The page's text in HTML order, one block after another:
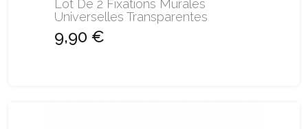
Lot De 2 Fixations Murales
Universelles Transparentes
9,90 €